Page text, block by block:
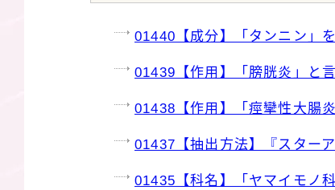
01440【成分】「タンニン」
01439【作用】「膀胱炎」と
01438【作用】「痙攣性大腸
01437【抽出方法】『スター
01435【科名】「ヤマイモノ